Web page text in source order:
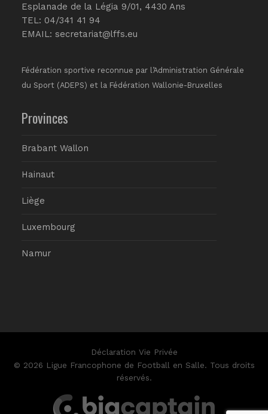
Esplanade de la Légia 9/01, 4430 Ans
TEL: 04/341 41 94
EMAIL: secretariat@lffs.eu
Fédération sportive reconnue par l’Administration Générale
du Sport (ADEPS) et la Fédération Wallonie-Bruxelles
Provinces
Brabant Wallon
Hainaut
Liège
Luxembourg
Namur
Déclaration Vie Privée
© 2026 Ligue Francophone de Football en Salle. Tous droits
réservés.